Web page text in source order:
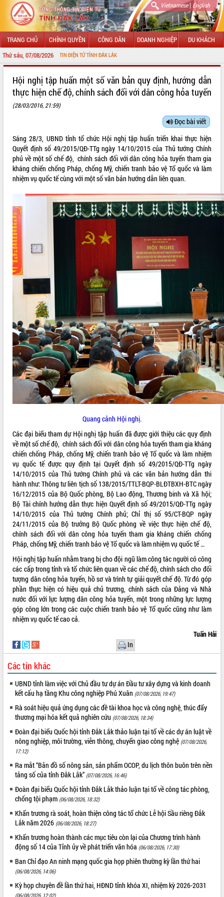
Vietnamese| English
TRANG CHỦ CHÍNH QUYỀN CÔNG DÂN DOANH NGHIỆP DU KHÁCH
Thứ sáu, 07/08/2026
THÔNG TIN ĐIỆN TỬ TỈNH ĐẮK LẮK
LÃNH ĐẠO UBND TỈNH
SỞ, BAN, NGÀNH
UBND CÁC XÃ, PHƯỜNG
THÔNG TIN CHỈ ĐẠO ĐIỀU HÀNH
HỆ THỐNG VĂN BẢN
VĂN BẢN HĐND TỈNH
ĐIỂM TIN VĂN BẢN
QUY HOẠCH - KẾ HOẠCH
VIDEO
Khám bệnh, cấp phát thuốc miễn phí
và tặng quà người dân xã Cư Pui
Hội nghị UBND tỉnh Đắk Lắk thường kỳ
tháng 7/2026
Lễ truy tặng danh hiệu “Bà Mẹ Việt
Nam Anh hùng” và trao Huân chương
UBND tỉnh Đắk Lắk triển khai nhiệm
vụ 6 tháng cuối năm 2026
Kỳ họp thứ Hai, Hội đồng nhân dân
tỉnh khóa XI quyết nghị nhiều nội dung
quan trọng
Bí thư Tỉnh ủy Lương Nguyễn Minh
Triết thăm, tặng quà người có công với
cách mạng
Rà soát, hoàn thiện hệ thống thiết chế
văn hóa, thể thao đáp ứng yêu cầu
phát triển mới
Thường trực HĐND tỉnh Đắk Lắk gặp
mặt Đoàn chuyên gia y tế TP. Hồ Chí
Minh
Lễ truy điệu và an táng hài cốt liệt sĩ
tại Nghĩa trang Liệt sĩ xã Sơn Hòa
Bàn giải pháp tháo gỡ khó khăn trong
xuất khẩu sầu riêng và triển khai quy
định EUDR
Thứ trưởng Bộ Nông nghiệp và Môi
trường Nguyễn Hoàng Hiệp khảo sát
vùng trồng và doanh nghiệp đóng gói
sầu riêng tại Đắk Lắk
Trình diễn nghệ thuật chế biến các
LIÊN KẾT WEB
THỐNG KÊ TRUY CẬP
Hôm nay: 4885
Tất cả: 66050208
Hội nghị tập huấn một số văn bản quy định, hướng dẫn
thực hiện chế độ, chính sách đối với dân công hỏa tuyến
(28/03/2016, 21:59)
Đọc bài viết
Sáng 28/3, UBND tỉnh tổ chức Hội nghị tập huấn triển khai thực hiện
Quyết định số 49/2015/QĐ-TTg ngày 14/10/2015 của Thủ tướng Chính
phủ về một số chế độ, chính sách đối với dân công hỏa tuyến tham gia
kháng chiến chống Pháp, chống Mỹ, chiến tranh bảo vệ Tổ quốc và làm
nhiệm vụ quốc tế cùng với một số văn bản hướng dẫn liên quan.
Quang cảnh Hội nghị.
Các đại biểu tham dự Hội nghị tập huấn đã được giới thiệu các quy định
về một số chế độ, chính sách đối với dân công hỏa tuyến tham gia kháng
chiến chống Pháp, chống Mỹ, chiến tranh bảo vệ Tổ quốc và làm nhiệm
vụ quốc tế được quy định tại Quyết định số 49/2015/QĐ-TTg ngày
14/10/2015 của Thủ tướng Chính phủ và các văn bản hướng dẫn thi
hành như: Thông tư liên tịch số 138/2015/TTLT-BQP-BLĐTBXH-BTC ngày
16/12/2015 của Bộ Quốc phòng, Bộ Lao động, Thương binh và Xã hội;
Bộ Tài chính hướng dẫn thực hiện Quyết định số 49/2015/QĐ-TTg ngày
14/10/2015 của Thủ tướng Chính phủ; Chỉ thị số 95/CT-BQP ngày
24/11/2015 của Bộ trưởng Bộ Quốc phòng về việc thực hiện chế độ,
chính sách đối với dân công hỏa tuyến tham gia kháng chiến chống
Pháp, chống Mỹ, chiến tranh bảo vệ Tổ quốc và làm nhiệm vụ quốc tế …
Hội nghị tập huấn nhằm trang bị cho đội ngũ làm công tác người có công
các cấp trong tỉnh và tổ chức liên quan về các chế độ, chính sách cho đối
tượng dân công hỏa tuyến, hồ sơ và trình tự giải quyết chế độ. Từ đó góp
phần thực hiện có hiệu quả chủ trương, chính sách của Đảng và Nhà
nước đối với lực lượng dân công hỏa tuyến, một trong những lực lượng
góp công lớn trong các cuộc chiến tranh bảo vệ Tổ quốc cũng như làm
nhiệm vụ quốc tế cao cả.
Tuấn Hải
In
Các tin khác
UBND tỉnh làm việc với Chủ đầu tư dự án Đầu tư xây dựng và kinh doanh
kết cấu hạ tầng Khu công nghiệp Phú Xuân (07/08/2026, 19:47)
Rà soát hiệu quả ứng dụng các đề tài khoa học và công nghệ, thúc đẩy
thương mại hóa kết quả nghiên cứu (07/08/2026, 18:34)
Đoàn đại biểu Quốc hội tỉnh Đắk Lắk thảo luận tại tổ về các dự án luật về
nông nghiệp, môi trường, viễn thông, chuyển giao công nghệ (07/08/2026,
17:12)
Ra mắt “Bản đồ số nông sản, sản phẩm OCOP, du lịch thôn buôn trên nền
tảng số của tỉnh Đắk Lắk” (07/08/2026, 16:46)
Đoàn đại biểu Quốc hội tỉnh Đắk Lắk thảo luận tại tổ về công tác phòng,
chống tội phạm (06/08/2026, 18:32)
Khẩn trương rà soát, hoàn thiện công tác tổ chức Lễ hội Sầu riêng Đắk
Lắk năm 2026 (06/08/2026, 18:27)
Khẩn trương hoàn thành các mục tiêu còn lại của Chương trình hành
động số 14 của Tỉnh ủy về phát triển văn hóa (06/08/2026, 17:30)
Ban Chỉ đạo An ninh mạng quốc gia họp phiên thường kỳ lần thứ hai
(06/08/2026, 14:06)
Kỳ họp chuyên đề lần thứ hai, HĐND tỉnh khóa XI, nhiệm kỳ 2026-2031
(06/08/2026, 12:02)